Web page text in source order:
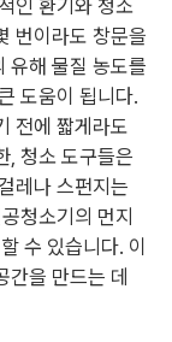
인 환기와 청소
번이라도 창문을
유해 물질 농도를
도움이 됩니다.
전에 짧게라도
, 청소 도구들은
레나 스펀지는
청소기의 먼지
수 있습니다. 이
을 만드는 데